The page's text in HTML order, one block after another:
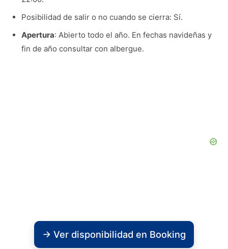
Posibilidad de salir o no cuando se cierra: Sí.
Apertura: Abierto todo el año. En fechas navideñas y
fin de año consultar con albergue.
→ Ver disponibilidad en Booking